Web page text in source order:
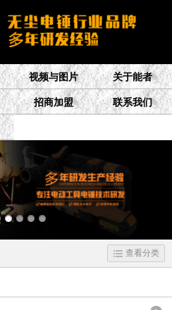
视频与图片 关于能者
招商加盟 联系我们
查看分类